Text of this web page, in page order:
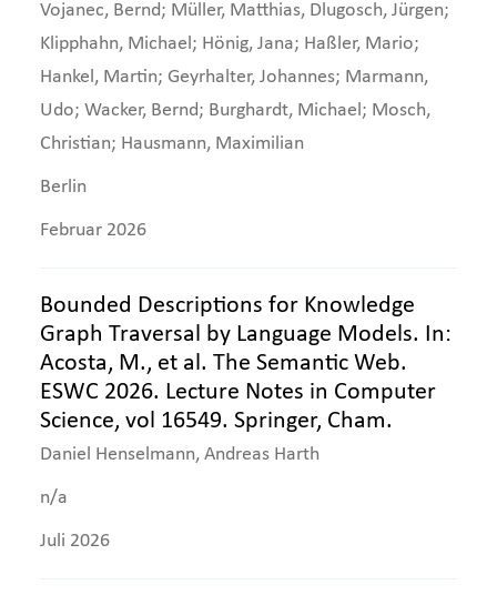
Vojanec, Bernd; Müller, Matthias, Dlugosch, Jürgen;
Klipphahn, Michael; Hönig, Jana; Haßler, Mario;
Hankel, Martin; Geyrhalter, Johannes; Marmann,
Udo; Wacker, Bernd; Burghardt, Michael; Mosch,
Christian; Hausmann, Maximilian
Berlin
Februar 2026
Bounded Descriptions for Knowledge
Graph Traversal by Language Models. In:
Acosta, M., et al. The Semantic Web.
ESWC 2026. Lecture Notes in Computer
Science, vol 16549. Springer, Cham.
Daniel Henselmann, Andreas Harth
n/a
Juli 2026